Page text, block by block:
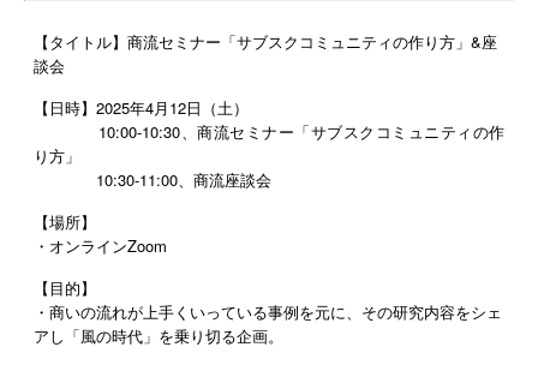
【タイトル】商流セミナー「サブスク コミュニティの作り方」&座
談会
【日時】2025年4月12日（土）
10:00-10:30、商流セミナー「サブスクコミュニティの作
り方」
10:30-11:00、商流座談会
【場所】
・オンラインZoom
【目的】
・商いの流れが上手くいっている事例を元に、その研究内容をシェ
アし「風の時代」を乗り切る企画。